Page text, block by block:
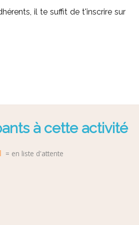
il te suffit de t'inscrire sur
à cette activité
= en liste d'attente